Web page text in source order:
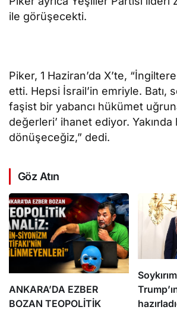
ile görüşecekti.
Piker, 1 Haziran’da X’te,
etti. Hepsi İsrail’in emriyle. Batı,
faşist bir yabancı hükümet
değerleri’ ihanet ediyor. Yakında
dönüşeceğiz,” dedi.
Göz Atın
ANKARA’DA EZBER
BOZAN TEOPOLİTİK